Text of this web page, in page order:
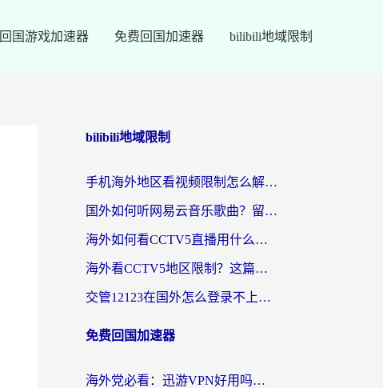
回国游戏加速器 免费回国加速器 bilibili地域限制
bilibili地域限制
手机海外地区看视频限制怎么解决？留学生亲测有效的回国加速器指南
国外如何听网易云音乐歌曲？留学生亲测有效的回国加速方案
海外如何看CCTV5直播用什么平台？2026最新指南：看欧洲杯、中超、奥运不再卡
海外看CCTV5地区限制？这篇指南帮你流畅看欧洲杯、NBA还听中文解说
交管12123在国外怎么登录不上？海外华人必看的回国加速器选择指南
免费回国加速器
海外党必看：迅游VPN好用吗？和OurPlay VPN对比哪个回国效果更好？附真实体验测评